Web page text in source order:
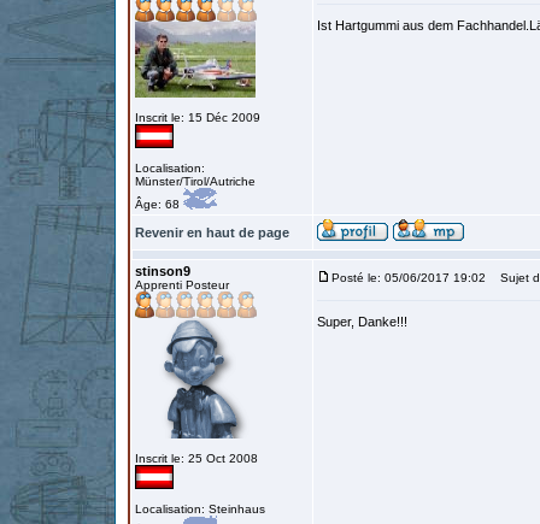
Inscrit le: 15 Déc 2009
Localisation:
Münster/Tirol/Autriche
Âge: 68
Ist Hartgummi aus dem
Revenir en haut de page
stinson9
Apprenti Posteur
Inscrit le: 25 Oct 2008
Localisation: Steinhaus
Posté le: 05/06/2017 19:02 Sujet
Super, Danke!!!